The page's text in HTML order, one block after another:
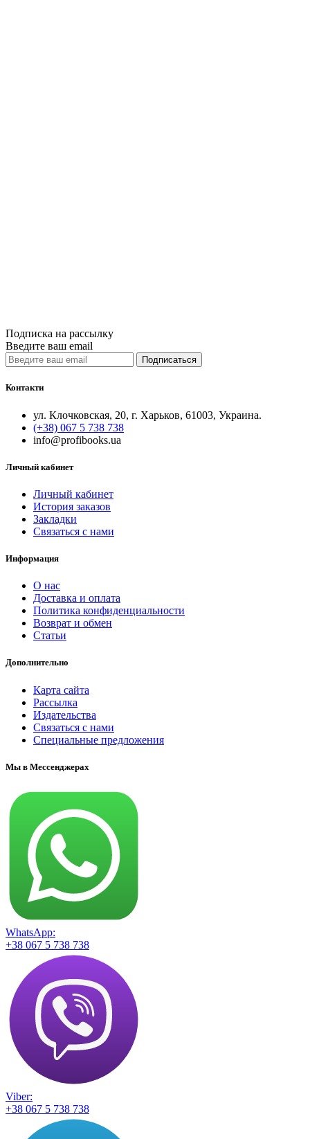
Подписка на рассылку
Введите ваш email
Подписаться
Контакти
ул. Клочковская, 20, г. Харьков, 61003, Украина.
(+38) 067 5 738 738
info@profibooks.ua
Личный кабинет
Личный кабинет
История заказов
Закладки
Связаться с нами
Информация
О нас
Доставка и оплата
Политика конфиденциальности
Возврат и обмен
Статьи
Дополнительно
Карта сайта
Рассылка
Издательства
Связаться с нами
Специальные предложения
Мы в Мессенджерах
WhatsApp:
+38 067 5 738 738
Viber:
+38 067 5 738 738